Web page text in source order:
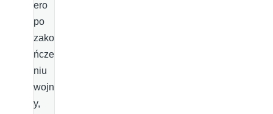
ero
po
zako
ńcze
niu
wojn
y,